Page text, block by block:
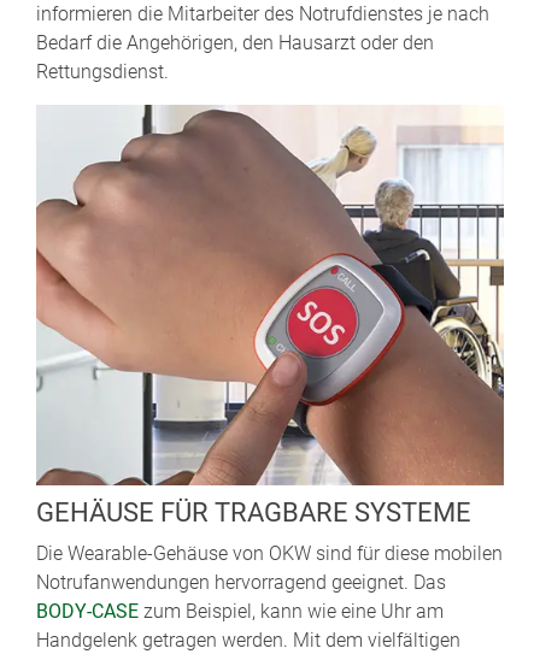
informieren die Mitarbeiter des Notrufdienstes je nach
Bedarf die Angehörigen, den Hausarzt oder den
Rettungsdienst.
GEHÄUSE FÜR TRAGBARE SYSTEME
Die Wearable-Gehäuse von OKW sind für diese mobilen
Notrufanwendungen hervorragend geeignet. Das
BODY-CASE zum Beispiel, kann wie eine Uhr am
Handgelenk getragen werden. Mit dem vielfältigen